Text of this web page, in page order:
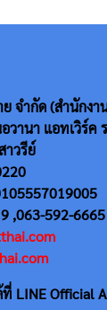
จำกัด (สำนักงา
วานา แอทเวิร์ค
าวรีย์
,063-592-6665
LINE Official